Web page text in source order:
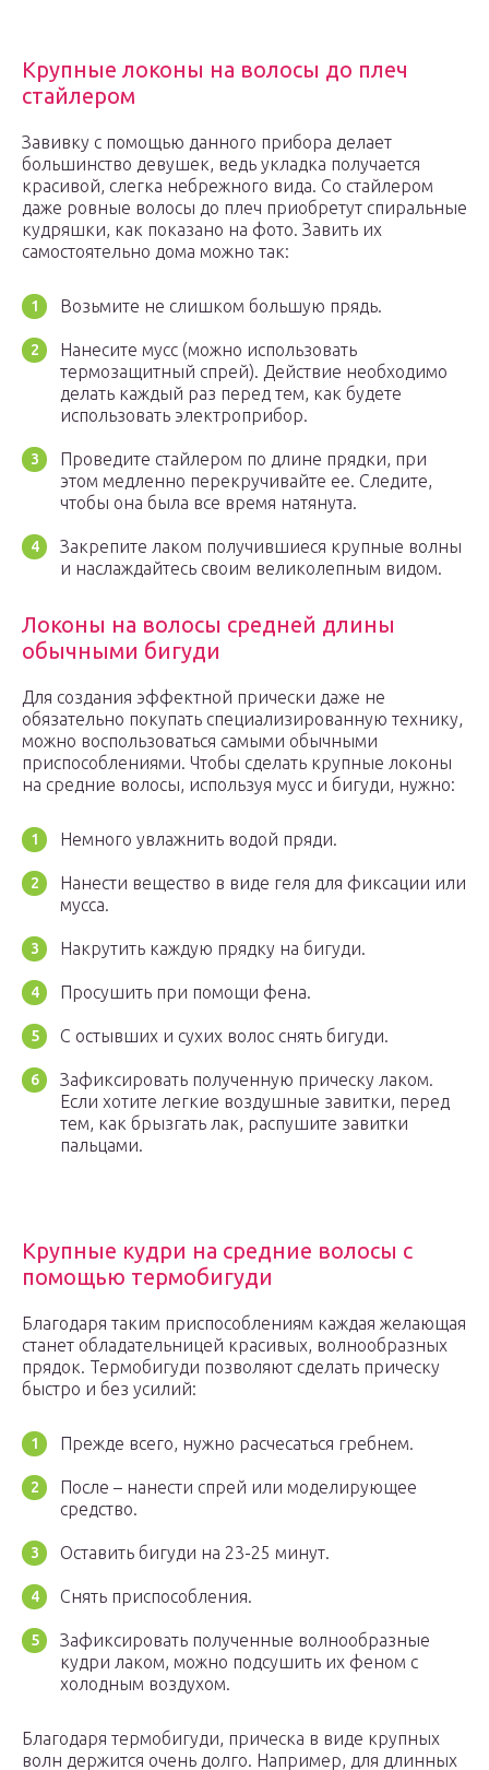
Крупные локоны на волосы до плеч
стайлером
Завивку с помощью данного прибора делает
большинство девушек, ведь укладка получается
красивой, слегка небрежного вида. Со стайлером
даже ровные волосы до плеч приобретут спиральные
кудряшки, как показано на фото. Завить их
самостоятельно дома можно так:
Возьмите не слишком большую прядь.
Нанесите мусс (можно использовать
термозащитный спрей). Действие необходимо
делать каждый раз перед тем, как будете
использовать электроприбор.
Проведите стайлером по длине прядки, при
этом медленно перекручивайте ее. Следите,
чтобы она была все время натянута.
Закрепите лаком получившиеся крупные волны
и наслаждайтесь своим великолепным видом.
Локоны на волосы средней длины
обычными бигуди
Для создания эффектной прически даже не
обязательно покупать специализированную технику,
можно воспользоваться самыми обычными
приспособлениями. Чтобы сделать крупные локоны
на средние волосы, используя мусс и бигуди, нужно:
Немного увлажнить водой пряди.
Нанести вещество в виде геля для фиксации или
мусса.
Накрутить каждую прядку на бигуди.
Просушить при помощи фена.
С остывших и сухих волос снять бигуди.
Зафиксировать полученную прическу лаком.
Если хотите легкие воздушные завитки, перед
тем, как брызгать лак, распушите завитки
пальцами.
Крупные кудри на средние волосы с
помощью термобигуди
Благодаря таким приспособлениям каждая желающая
станет обладательницей красивых, волнообразных
прядок. Термобигуди позволяют сделать прическу
быстро и без усилий:
Прежде всего, нужно расчесаться гребнем.
После – нанести спрей или моделирующее
средство.
Оставить бигуди на 23-25 минут.
Снять приспособления.
Зафиксировать полученные волнообразные
кудри лаком, можно подсушить их феном с
холодным воздухом.
Благодаря термобигуди, прическа в виде крупных
волн держится очень долго. Например, для длинных